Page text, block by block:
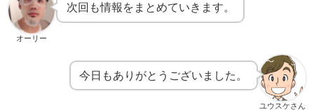
オーリー
次回も情報をまとめていきます。
ユウスケさん
今日もありがとうございました。